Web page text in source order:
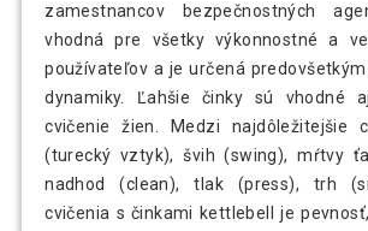
zamestnancov bezpečnostných
vhodná pre všetky výkonnostné a
používateľov a je určená
dynamiky. Ľahšie činky sú vhodné
cvičenie žien. Medzi najdôležitejšie
(turecký vztyk), švih (swing), mŕtvy
nadhod (clean), tlak (press), trh
cvičenia s činkami kettlebell je